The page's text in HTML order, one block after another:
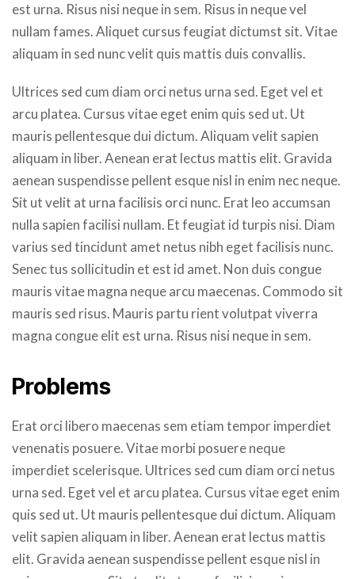
est urna. Risus nisi neque in sem. Risus in neque vel
nullam fames. Aliquet cursus feugiat dictumst sit. Vitae
aliquam in sed nunc velit quis mattis duis convallis.
Ultrices sed cum diam orci netus urna sed. Eget vel et
arcu platea. Cursus vitae eget enim quis sed ut. Ut
mauris pellentesque dui dictum. Aliquam velit sapien
aliquam in liber. Aenean erat lectus mattis elit. Gravida
aenean suspendisse pellent esque nisl in enim nec neque.
Sit ut velit at urna facilisis orci nunc. Erat leo accumsan
nulla sapien facilisi nullam. Et feugiat id turpis nisi. Diam
varius sed tincidunt amet netus nibh eget facilisis nunc.
Senec tus sollicitudin et est id amet. Non duis congue
mauris vitae magna neque arcu maecenas. Commodo sit
mauris sed risus. Mauris partu rient volutpat viverra
magna congue elit est urna. Risus nisi neque in sem.
Problems
Erat orci libero maecenas sem etiam tempor imperdiet
venenatis posuere. Vitae morbi posuere neque
imperdiet scelerisque. Ultrices sed cum diam orci netus
urna sed. Eget vel et arcu platea. Cursus vitae eget enim
quis sed ut. Ut mauris pellentesque dui dictum. Aliquam
velit sapien aliquam in liber. Aenean erat lectus mattis
elit. Gravida aenean suspendisse pellent esque nisl in